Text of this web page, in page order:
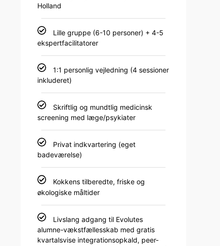
Holland
Lille gruppe (6-10 personer) + 4-5
ekspertfacilitatorer
1:1 personlig vejledning (4 sessioner
inkluderet)
Skriftlig og mundtlig medicinsk
screening med læge/psykiater
Privat indkvartering (eget
badeværelse)
Kokkens tilberedte, friske og
økologiske måltider
Livslang adgang til Evolutes
alumne-vækstfællesskab med gratis
kvartalsvise integrationsopkald, peer-